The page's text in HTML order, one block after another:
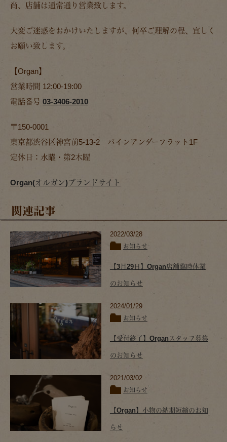
尚、店舗は通常通り営業致します。
大変ご迷惑をおかけいたしますが、何卒ご理解の程、宜しく
お願い致します。
【Organ】
営業時間 12:00-19:00
電話番号 03-3406-2010
〒150-0001
東京都渋谷区神宮前5-13-2 パインアンダーフラット1F
定休日：水曜・第2木曜
Organ(オルガン)ブランドサイト
関連記事
2022/03/28
お知らせ
【3月29日】Organ店舗臨時休業
のお知らせ
2024/01/29
お知らせ
【受付終了】Organスタッフ募集
のお知らせ
2021/03/02
お知らせ
【Organ】小物の納期短縮のお知
らせ